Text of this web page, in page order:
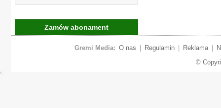
Zamów abonament
Gremi Media: O nas Regulamin Reklama
©